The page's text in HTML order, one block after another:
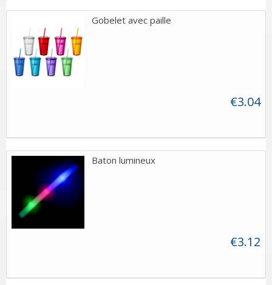
Gobelet avec paille
€3.04
Baton lumineux
€3.12